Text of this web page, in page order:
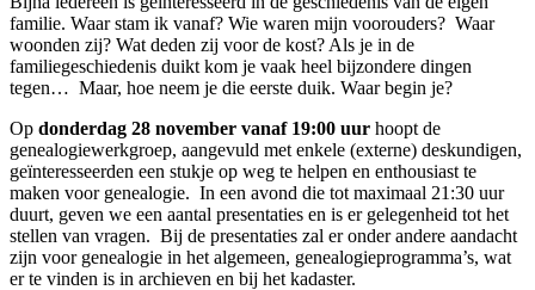
familie. Waar stam ik vanaf? Wie waren mijn voorouders? Waar
woonden zij? Wat deden zij voor de kost? Als je in de
familiegeschiedenis duikt kom je vaak heel bijzondere dingen
tegen… Maar, hoe neem je die eerste duik. Waar begin je?
Op donderdag 28 november vanaf 19:00 uur hoopt de
genealogiewerkgroep, aangevuld met enkele (externe) deskundigen,
geïnteresseerden een stukje op weg te helpen en enthousiast te
maken voor genealogie. In een avond die tot maximaal 21:30 uur
duurt, geven we een aantal presentaties en is er gelegenheid tot het
stellen van vragen. Bij de presentaties zal er onder andere aandacht
zijn voor genealogie in het algemeen, genealogieprogramma’s, wat
er te vinden is in archieven en bij het kadaster.